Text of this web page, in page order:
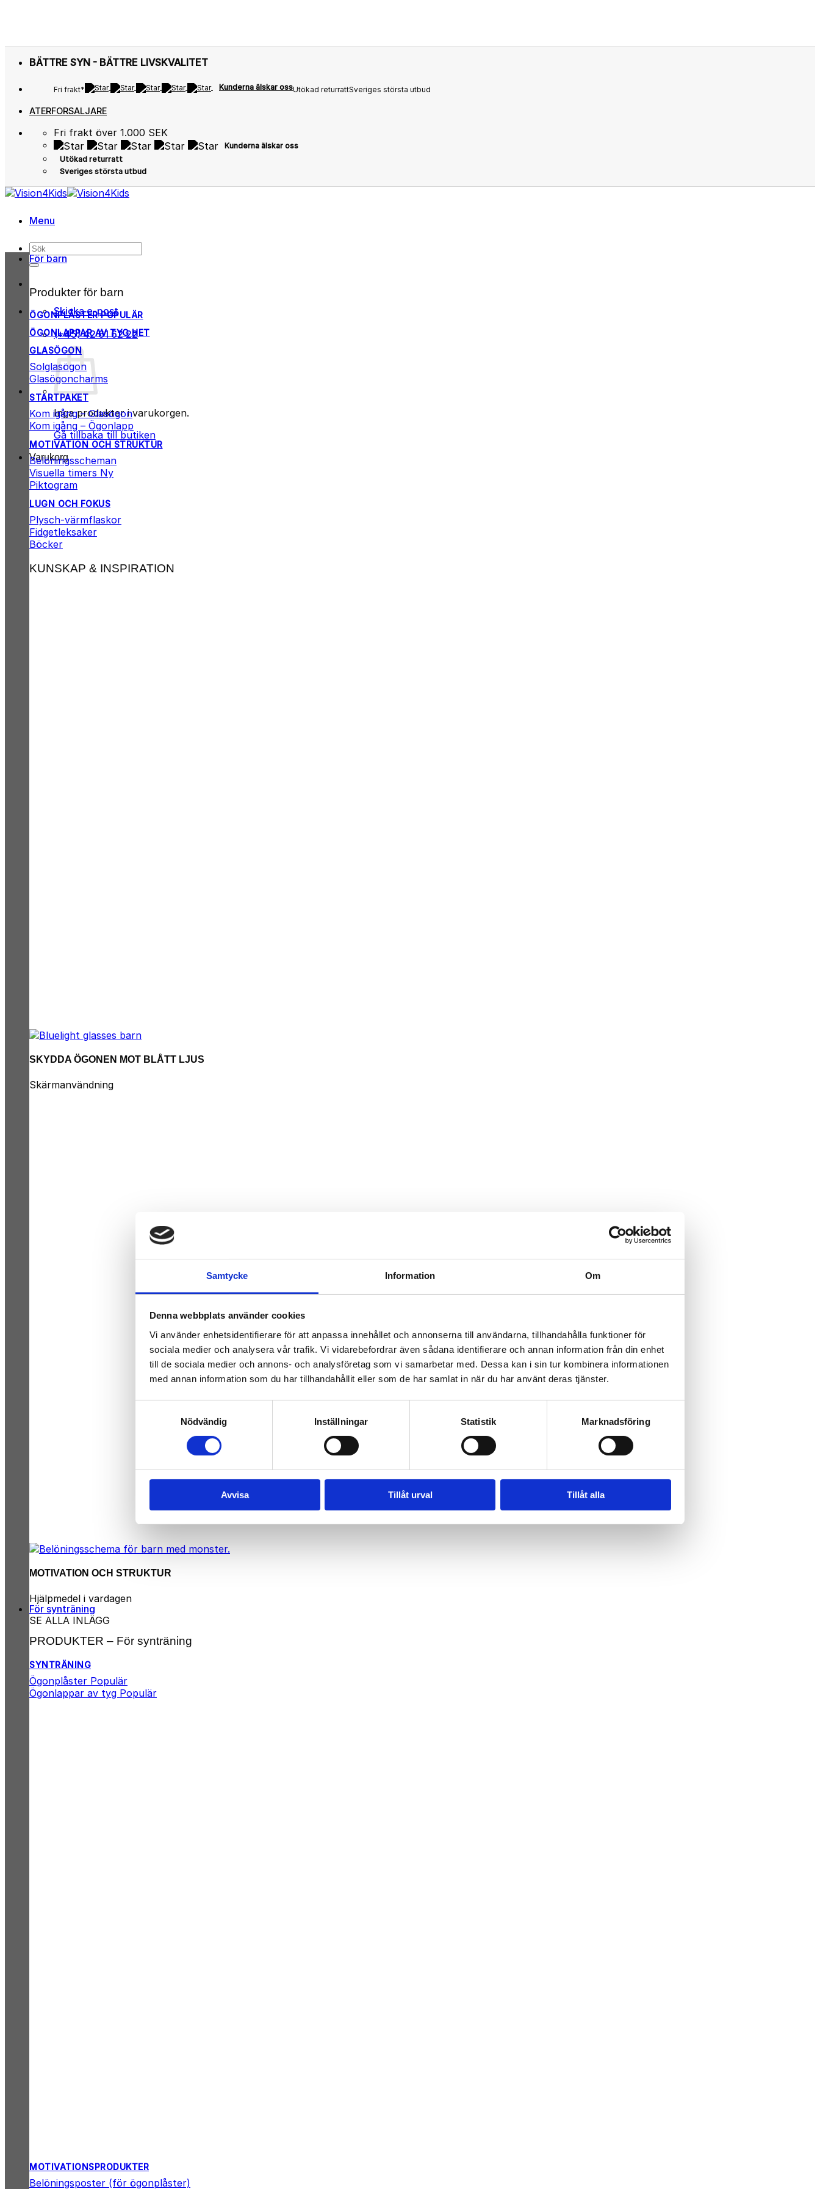
Samtycke Information Om
Denna webbplats använder cookies
Vi använder enhetsidentifierare för att anpassa innehållet och annonserna till användarna, tillhandahålla funktioner för
sociala medier och analysera vår trafik. Vi vidarebefordrar även sådana identifierare och annan information från din enhet
till de sociala medier och annons- och analysföretag som vi samarbetar med. Dessa kan i sin tur kombinera informationen
med annan information som du har tillhandahållit eller som de har samlat in när du har använt deras tjänster.
Nödvändig
Inställningar Statistik Marknadsföring
Avvisa Tillåt urval Tillåt alla
BÄTTRE SYN - BÄTTRE LIVSKVALITET
Fri frakt* Kunderna älskar ossUtökad returrattSveriges största utbud
ATERFORSALJARE
Fri frakt över 1.000 SEK
Kunderna älskar oss
Utökad returratt
Sveriges största utbud
Menu
Sök
efter:
Skicka e-post
(+45) 42 61 62 22
Inga produkter i varukorgen.
Gå tillbaka till butiken
Varukorg
För barn
Produkter för barn
ÖGONPLÅSTER
ÖGONLAPPAR AV TYG
GLASÖGON
Solglasögon
Glasögoncharms
STARTPAKET
Kom igång – Glasögon
Kom igång – Ögonlapp
MOTIVATION OCH STRUKTUR
Belöningsscheman
Visuella timers
Piktogram
LUGN OCH FOKUS
Plysch-värmflaskor
Fidgetleksaker
Böcker
KUNSKAP & INSPIRATION
SKYDDA ÖGONEN MOT BLÅTT LJUS
Skärmanvändning
MOTIVATION OCH STRUKTUR
Hjälpmedel i vardagen
SE ALLA INLÄGG
För synträning
PRODUKTER – För synträning
SYNTRÄNING
Ögonplåster
Ögonlappar av tyg
MOTIVATIONSPRODUKTER
Belöningsposter (för ögonplåster)